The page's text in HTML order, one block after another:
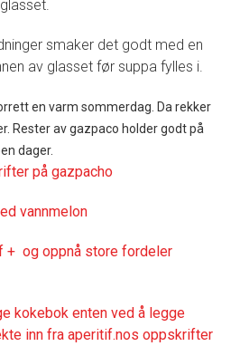
smaker det godt med en
av glasset før suppa fylles i.
en varm sommerdag. Da rekker
Rester av gazpaco holder godt på
dager.
på gazpacho
vannmelon
+ og oppnå store fordeler
kokebok enten ved å legge
inn fra aperitif.nos oppskrifter